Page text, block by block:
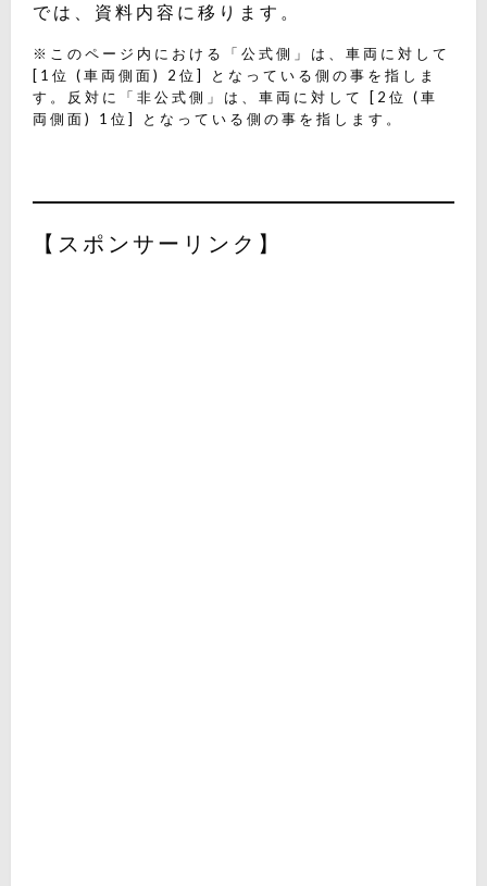
では、資料内容に移ります。
※このページ内における「公式側」は、車両に対して
[1位 (車両側面) 2位] となっている側の事を指しま
す。反対に「非公式側」は、車両に対して [2位 (車
両側面) 1位] となっている側の事を指します。
【スポンサーリンク】